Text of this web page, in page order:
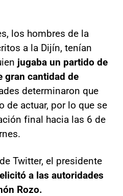
los hombres de la
a la Dijín, tenían
jugaba un partido de
gran cantidad de
determinaron que
de actuar, por lo que se
final hacia las 6 de
Twitter, el presidente
a las autoridades
Rozo.